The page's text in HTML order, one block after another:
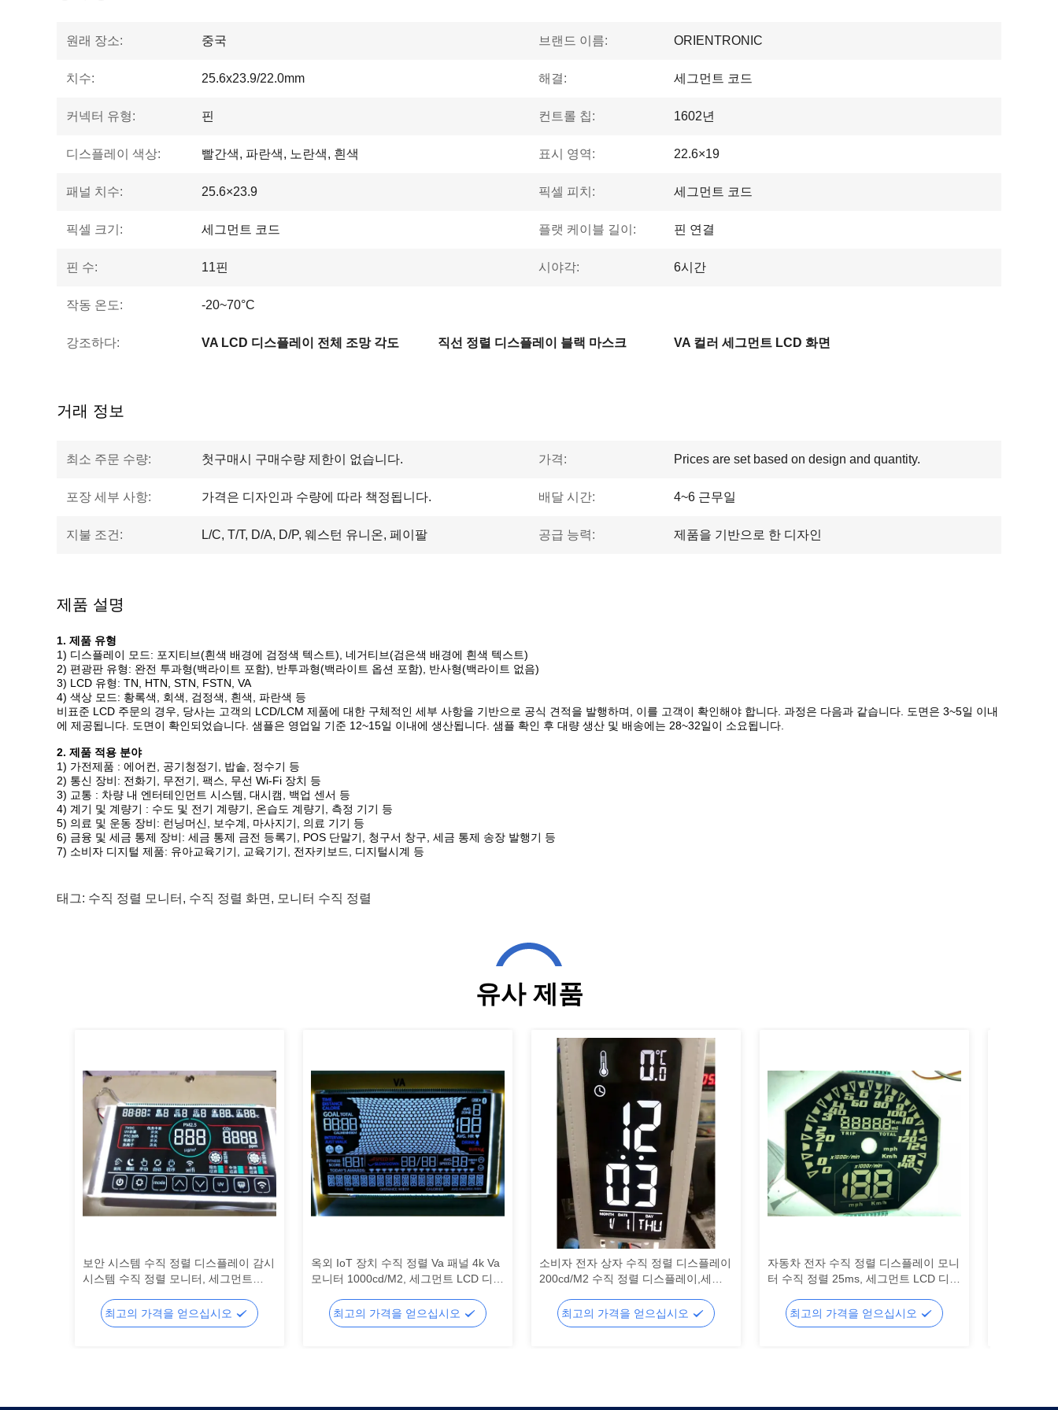
원래 장소: 중국 브랜드 이름: ORIENTRONIC
치수: 25.6x23.9/22.0mm 해결: 세그먼트 코드
커넥터 유형: 핀 컨트롤 칩: 1602년
디스플레이 색상: 빨간색, 파란색, 노란색, 흰색 표시 영역: 22.6×19
패널 치수: 25.6×23.9 픽셀 피치: 세그먼트 코드
픽셀 크기: 세그먼트 코드 플랫 케이블 길이: 핀 연결
핀 수: 11핀 시야각: 6시간
작동 온도: -20~70°C
강조하다: VA LCD 디스플레이 전체 조망 각도 직선 정렬 디스플레이 블랙 마스크 VA 컬러 세그먼트 LCD 화면
거래 정보
최소 주문 수량: 첫구매시 구매수량 제한이 없습니다. 가격: Prices are set based on design and quantity.
포장 세부 사항: 가격은 디자인과 수량에 따라 책정됩니다. 배달 시간: 4~6 근무일
지불 조건: L/C, T/T, D/A, D/P, 웨스턴 유니온, 페이팔 공급 능력: 제품을 기반으로 한 디자인
제품 설명
1. 제품 유형
1) 디스플레이 모드: 포지티브(흰색 배경에 검정색 텍스트), 네거티브(검은색 배경에 흰색 텍스트)
2) 편광판 유형: 완전 투과형(백라이트 포함), 반투과형(백라이트 옵션 포함), 반사형(백라이트 없음)
3) LCD 유형: TN, HTN, STN, FSTN, VA
4) 색상 모드: 황록색, 회색, 검정색, 흰색, 파란색 등
비표준 LCD 주문의 경우, 당사는 고객의 LCD/LCM 제품에 대한 구체적인 세부 사항을 기반으로 공식 견적을 발행하며, 이를 고객이 확인해야 합니다. 과정은 다음과 같습니다. 도면은 3~5일 이내
에 제공됩니다. 도면이 확인되었습니다. 샘플은 영업일 기준 12~15일 이내에 생산됩니다. 샘플 확인 후 대량 생산 및 배송에는 28~32일이 소요됩니다.
2. 제품 적용 분야
1) 가전제품 : 에어컨, 공기청정기, 밥솥, 정수기 등
2) 통신 장비: 전화기, 무전기, 팩스, 무선 Wi-Fi 장치 등
3) 교통 : 차량 내 엔터테인먼트 시스템, 대시캠, 백업 센서 등
4) 계기 및 계량기 : 수도 및 전기 계량기, 온습도 계량기, 측정 기기 등
5) 의료 및 운동 장비: 런닝머신, 보수계, 마사지기, 의료 기기 등
6) 금융 및 세금 통제 장비: 세금 통제 금전 등록기, POS 단말기, 청구서 창구, 세금 통제 송장 발행기 등
7) 소비자 디지털 제품: 유아교육기기, 교육기기, 전자키보드, 디지털시계 등
태그: 수직 정렬 모니터 , 수직 정렬 화면 , 모니터 수직 정렬
유사 제품
보안 시스템 수직 정렬 디스플레이 감시
시스템 수직 정렬 모니터, 세그먼트
최고의 가격을 얻으십시오
옥외 IoT 장치 수직 정렬 Va 패널 4k Va
모니터 1000cd/M2, 세그먼트 LCD 디스
최고의 가격을 얻으십시오
소비자 전자 상자 수직 정렬 디스플레이
200cd/M2 수직 정렬 디스플레이,세그
최고의 가격을 얻으십시오
자동차 전자 수직 정렬 디스플레이 모니
터 수직 정렬 25ms, 세그먼트 LCD 디스
최고의 가격을 얻으십시오